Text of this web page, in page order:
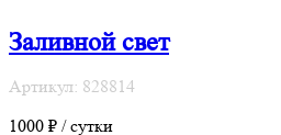
Заливной свет
Артикул: 828814
1000 ₽ / сутки